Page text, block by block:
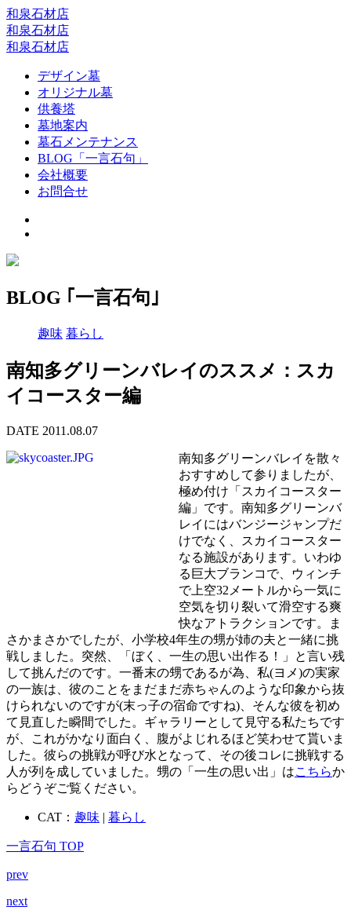
和泉石材店
和泉石材店
和泉石材店
デザイン墓
オリジナル墓
供養塔
墓地案内
墓石メンテナンス
BLOG「一言石句」
会社概要
お問合せ
BLOG ｢一言石句｣
趣味 暮らし
南知多グリーンバレイのススメ：スカ
イコースター編
DATE 2011.08.07
南知多グリーンバレイを散々
おすすめして参りましたが、
極め付け「スカイコースター
編」です。南知多グリーンバ
レイにはバンジージャンプだ
けでなく、スカイコースター
なる施設があります。いわゆ
る巨大ブランコで、ウィンチ
で上空32メートルから一気に
空気を切り裂いて滑空する爽
快なアトラクションです。ま
さかまさかでしたが、小学校4年生の甥が姉の夫と一緒に挑
戦しました。突然、「ぼく、一生の思い出作る！」と言い残
して挑んだのです。一番末の甥であるが為、私(ヨメ)の実家
の一族は、彼のことをまだまだ赤ちゃんのような印象から抜
けられないのですが(末っ子の宿命ですね)、そんな彼を初め
て見直した瞬間でした。ギャラリーとして見守る私たちです
が、これがかなり面白く、腹がよじれるほど笑わせて貰いま
した。彼らの挑戦が呼び水となって、その後コレに挑戦する
人が列を成していました。甥の「一生の思い出」はこちらか
らどうぞご覧ください。
CAT： 趣味 | 暮らし
一言石句 TOP
prev
next